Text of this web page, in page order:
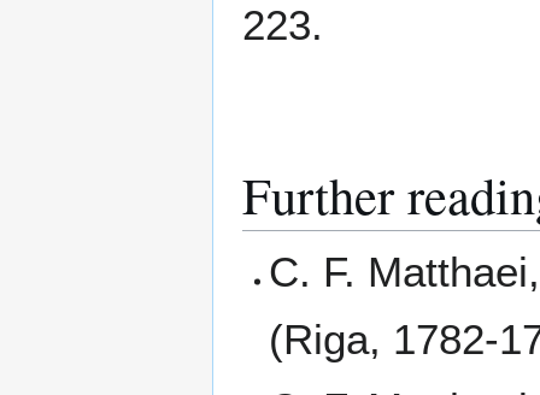
223.
Further
C. F.
(Riga, 1782-